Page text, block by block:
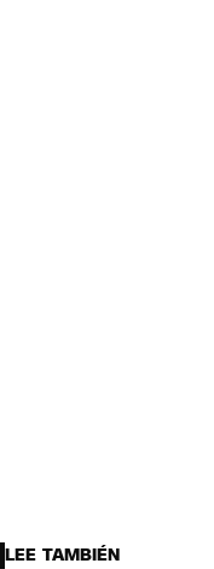
LEE TAMBIÉN